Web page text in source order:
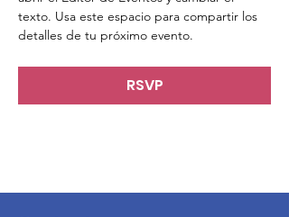
texto. Usa este espacio para compartir los
detalles de tu próximo evento.
RSVP